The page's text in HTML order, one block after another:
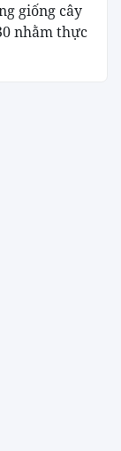
giống cây
nhằm thực